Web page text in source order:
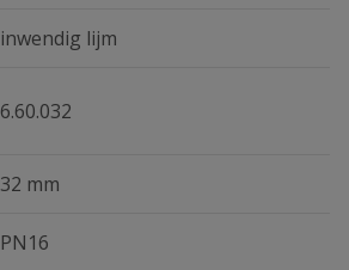
inwendig lijm
6.60.032
32 mm
PN16